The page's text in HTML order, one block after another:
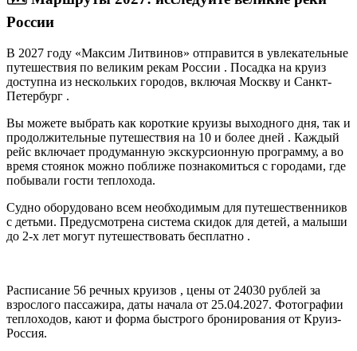
России
В 2027 году «Максим Литвинов» отправится в увлекательные
путешествия по великим рекам России . Посадка на круиз
доступна из нескольких городов, включая Москву и Санкт-
Петербург .
Вы можете выбрать как короткие круизы выходного дня, так и
продолжительные путешествия на 10 и более дней . Каждый
рейс включает продуманную экскурсионную программу, а во
время стоянок можно поближе познакомиться с городами, где
побывали гости теплохода.
Судно оборудовано всем необходимым для путешественников
с детьми. Предусмотрена система скидок для детей, а малыши
до 2-х лет могут путешествовать бесплатно .
Расписание 56 речных круизов , цены от 24030 рублей за
взрослого пассажира, даты начала от 25.04.2027. Фотографии
теплоходов, кают и форма быстрого бронирования от Круиз-
Россия.